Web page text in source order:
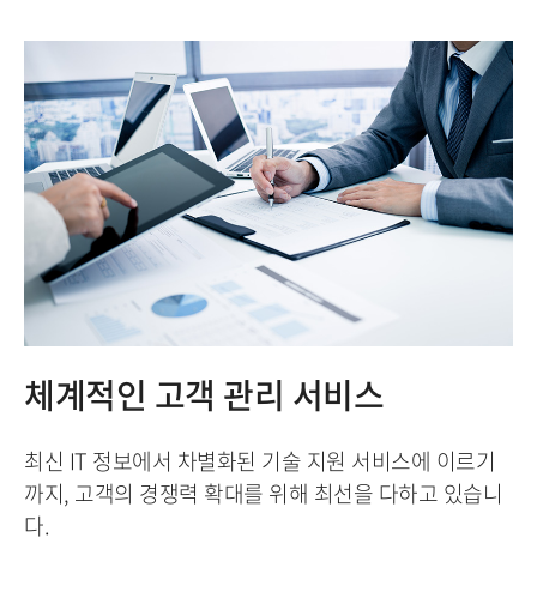
체계적인 고객 관리 서비스
최신 IT 정보에서 차별화된 기술 지원 서비스에 이르기
까지, 고객의 경쟁력 확대를 위해 최선을 다하고 있습니
다.